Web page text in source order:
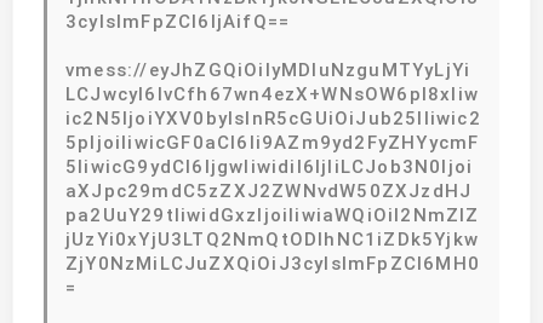
3cyIsImFpZCI6IjAifQ==
vmess://eyJhZGQiOiIyMDIuNzguMTYyLjYi
LCJwcyI6IvCfh67wn4ezX+WNsOW6pl8xIiw
ic2N5IjoiYXV0byIsInR5cGUiOiJub25lIiwic2
5pIjoiIiwicGF0aCI6Ii9AZm9yd2FyZHYycmF
5IiwicG9ydCI6IjgwIiwidiI6IjIiLCJob3N0Ijoi
aXJpc29mdC5zZXJ2ZWNvdW50ZXJzdHJ
pa2UuY29tIiwidGxzIjoiIiwiaWQiOiI2NmZlZ
jUzYi0xYjU3LTQ2NmQtODlhNC1iZDk5Yjkw
ZjY0NzMiLCJuZXQiOiJ3cyIsImFpZCI6MH0
=